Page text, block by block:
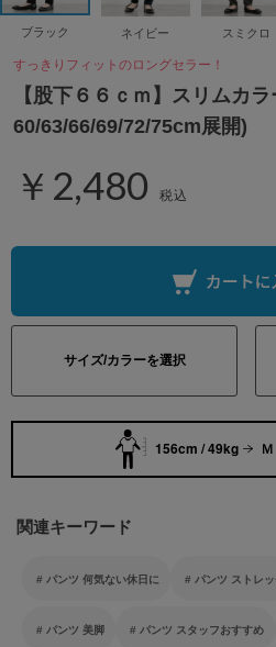
ブラック ネイビー スミクロ
すっきりフィットのロングセラー！
【股下６６ｃｍ】スリムカ
60/63/66/69/72/75cm展開)
￥2,480 税込
サイズ/カラーを選択
156cm / 49kg Ｍ
関連キーワード
パンツ 何気ない休日に パンツ ストレ
パンツ 美脚 パンツ スタッフおすすめ